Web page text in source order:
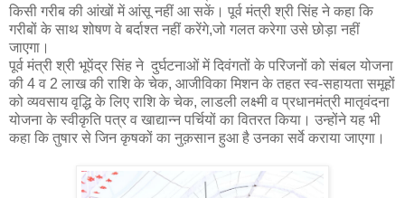
किसी गरीब की आंखों में आंसू नहीं आ सकें। पूर्व मंत्री श्री सिंह ने कहा कि
गरीबों के साथ शोषण वे बर्दाश्त नहीं करेंगे,जो गलत करेगा उसे छोड़ा नहीं
जाएगा।
पूर्व मंत्री श्री भूपेंद्र सिंह ने दुर्घटनाओं में दिवंगतों के परिजनों को संबल योजना
की 4 व 2 लाख की राशि के चेक, आजीविका मिशन के तहत स्व-सहायता समूहों
को व्यवसाय वृद्धि के लिए राशि के चेक, लाडली लक्ष्मी व प्रधानमंत्री मातृवंदना
योजना के स्वीकृति पत्र व खाद्यान्न पर्चियों का वितरत किया। उन्होंने यह भी
कहा कि तुषार से जिन कृषकों का नुक़सान हुआ है उनका सर्वे कराया जाएगा।